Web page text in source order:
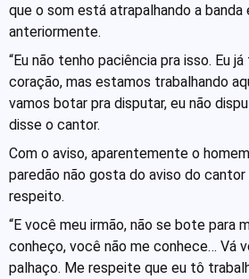
que o som está atrapalhando a
anteriormente.
“Eu não tenho paciência pra isso. Eu
coração, mas estamos trabalhando
vamos botar pra disputar, eu não
disse o cantor.
Com o aviso, aparentemente o
paredão não gosta do aviso do
respeito.
“E você meu irmão, não se bote para
conheço, você não me conhece… Vá
palhaço. Me respeite que eu tô